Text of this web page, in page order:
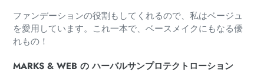
ファンデーションの役割もしてくれるので、 私はベージュ
を愛用しています。 これ一本で、ベースメイクにもなる優
れもの！
MARKS & WEB の ハーバルサンプロテクトローション